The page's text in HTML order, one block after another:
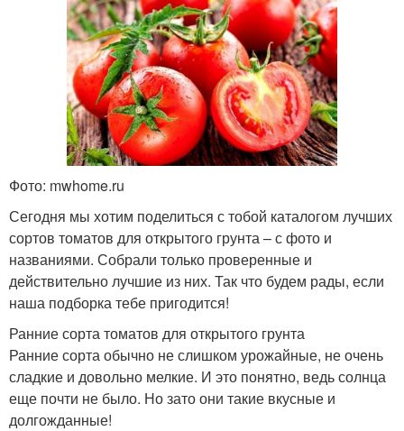
Фото: mwhome.ru
Сегодня мы хотим поделиться с тобой каталогом лучших
сортов томатов для открытого грунта – с фото и
названиями. Собрали только проверенные и
действительно лучшие из них. Так что будем рады, если
наша подборка тебе пригодится!
Ранние сорта томатов для открытого грунта
Ранние сорта обычно не слишком урожайные, не очень
сладкие и довольно мелкие. И это понятно, ведь солнца
еще почти не было. Но зато они такие вкусные и
долгожданные!